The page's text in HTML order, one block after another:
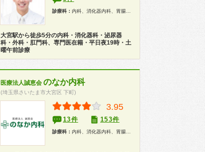
診療科： 内科、消化器内科、胃腸科、外科、泌尿器科、肛門科、性病科、内視鏡、人間ドック
大宮駅から徒歩5分の内科・消化器科・泌尿器
科・外科・肛門科、専門医在籍・平日夜19時・土
曜午前診療
医療法人誠恵会 のなか内科
(埼玉県さいたま市大宮区 下町)
3.95
13件 153件
診療科： 内科、消化器内科、胃腸科、乳腺科、内視鏡、健康診断、人間ドック